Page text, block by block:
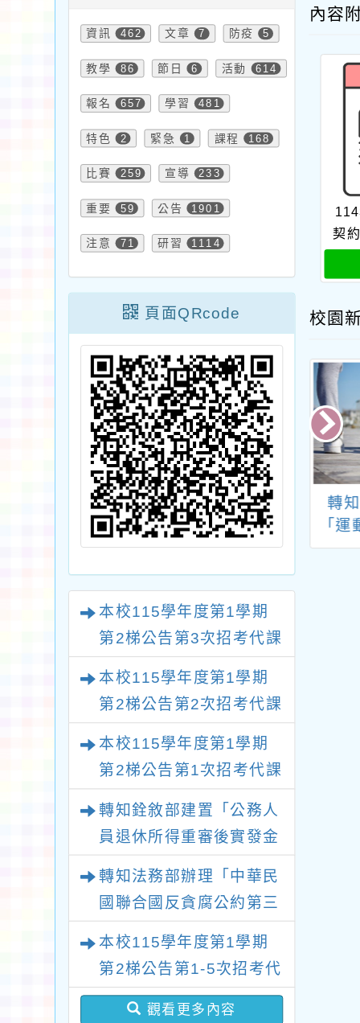
資訊 462 文章 7 防疫 5
教學 86 節日 6 活動 614
報名 657 學習 481
特色 2 緊急 1 課程 168
比賽 259 宣導 233
重要 59 公告 1901
注意 71 研習 1114
頁面QRcode
本校115學年度第1學期
第2梯公告第3次招考代課
本校115學年度第1學期
第2梯公告第2次招考代課
鐘點教師甄選錄取公告
(採1次公告分次招考)
本校115學年度第1學期
第2梯公告第1次招考代課
轉知銓敘部建置「公務人
員退休所得重審後實發金
轉知法務部辦理「中華民
國聯合國反貪腐公約第三
本校115學年度第1學期
第2梯公告第1-5次招考代
課鐘點教師甄選簡章(採1
觀看更多內容
內容
契
校園
小114學年度
(第3次招考)教
工作人員-閩南
選結果公告
轉知欲申請「114年
公立國民中小學暨幼
兒園教師介聘他縣市
服務」至臺南市之教
師應知悉事項
轉
「
與應